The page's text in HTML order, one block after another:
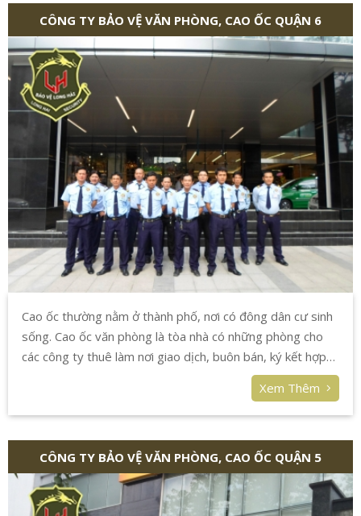
CÔNG TY BẢO VỆ VĂN PHÒNG, CAO ỐC QUẬN 6
Cao ốc thường nằm ở thành phố, nơi có đông dân cư sinh
sống. Cao ốc văn phòng là tòa nhà có những phòng cho
các công ty thuê làm nơi giao dịch, buôn bán, ký kết hợp
đồng thương mại, tổ chức hội nghị..... Đây cũng là nơi
thường có nhiều người ra vào, xe cộ phương tiện phải
trông giữ.
Xem Thêm
CÔNG TY BẢO VỆ VĂN PHÒNG, CAO ỐC QUẬN 5